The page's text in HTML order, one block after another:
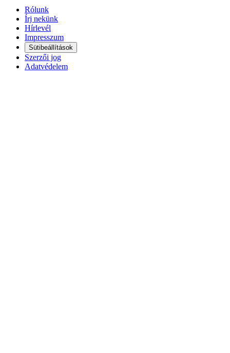
Rólunk
Írj nekünk
Hírlevél
Impresszum
Sütibeállítások
Szerzői jog
Adatvédelem